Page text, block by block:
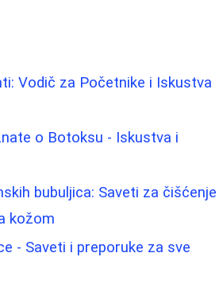
Vodič za Početnike i Iskustva
o Botoksu - Iskustva i
bubuljica: Saveti za čišćenje
kožom
- Saveti i preporuke za sve